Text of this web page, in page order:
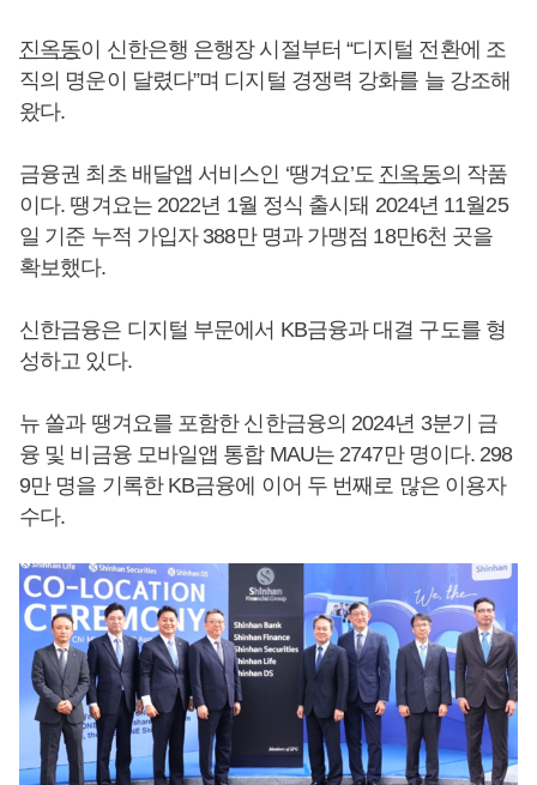
진옥동이 신한은행 은행장 시절부터 “디지털 전환에 조
직의 명운이 달렸다”며 디지털 경쟁력 강화를 늘 강조해
왔다.
금융권 최초 배달앱 서비스인 ‘땡겨요’도 진옥동의 작품
이다. 땡겨요는 2022년 1월 정식 출시돼 2024년 11월25
일 기준 누적 가입자 388만 명과 가맹점 18만6천 곳을
확보했다.
신한금융은 디지털 부문에서 KB금융과 대결 구도를 형
성하고 있다.
뉴 쏠과 땡겨요를 포함한 신한금융의 2024년 3분기 금
융 및 비금융 모바일앱 통합 MAU는 2747만 명이다. 298
9만 명을 기록한 KB금융에 이어 두 번째로 많은 이용자
수다.